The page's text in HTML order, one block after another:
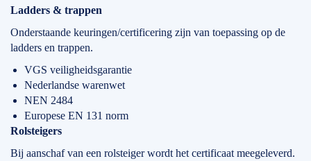
Ladders & trappen
Onderstaande keuringen/certificering zijn van toepassing op de
ladders en trappen.
VGS veiligheidsgarantie
Nederlandse warenwet
NEN 2484
Europese EN 131 norm
Rolsteigers
Bij aanschaf van een rolsteiger wordt het certificaat meegeleverd.